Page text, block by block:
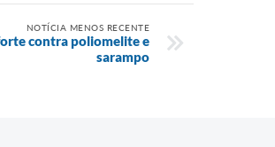
NOTÍCIA MENOS RECENTE
contra poliomelite e
sarampo